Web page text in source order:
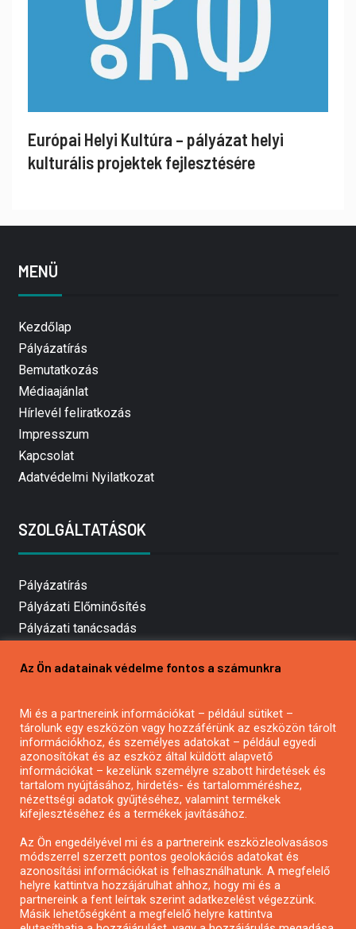
Európai Helyi Kultúra – pályázat helyi
kulturális projektek fejlesztésére
MENÜ
Kezdőlap
Pályázatírás
Bemutatkozás
Médiaajánlat
Hírlevél feliratkozás
Impresszum
Kapcsolat
Adatvédelmi Nyilatkozat
SZOLGÁLTATÁSOK
Pályázatírás
Pályázati Előminősítés
Pályázati tanácsadás
Mezőgazdasági pályázatírás
Pályázatírás civil szervezeteknek
Pályázatírás önkormányzatoknak
Pályázatfigyelés
Specifikus pályázatfigyelés vagy hírlevél
Pályázatok magánszemélyeknek
Pályázatok civil szervezeteknek
Az Ön adatainak védelme fontos a számunkra
Mi és a partnereink információkat – például sütiket –
tárolunk egy eszközön vagy hozzáférünk az eszközön tárolt
információkhoz, és személyes adatokat – például egyedi
azonosítókat és az eszköz által küldött alapvető
információkat – kezelünk személyre szabott hirdetések és
tartalom nyújtásához, hirdetés- és tartalomméréshez,
nézettségi adatok gyűjtéséhez, valamint termékek
kifejlesztéséhez és a termékek javításához.
Az Ön engedélyével mi és a partnereink eszközleolvasásos
módszerrel szerzett pontos geolokációs adatokat és
azonosítási információkat is felhasználhatunk. A megfelelő
helyre kattintva hozzájárulhat ahhoz, hogy mi és a
partnereink a fent leírtak szerint adatkezelést végezzünk.
Másik lehetőségként a megfelelő helyre kattintva